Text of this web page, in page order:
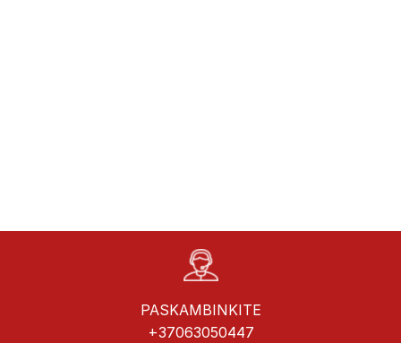
PASKAMBINKITE
+37063050447